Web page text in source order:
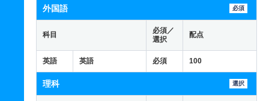
外国語 必須
科目
必須／
選択
配点
英語 英語 必須 100
理科 選択